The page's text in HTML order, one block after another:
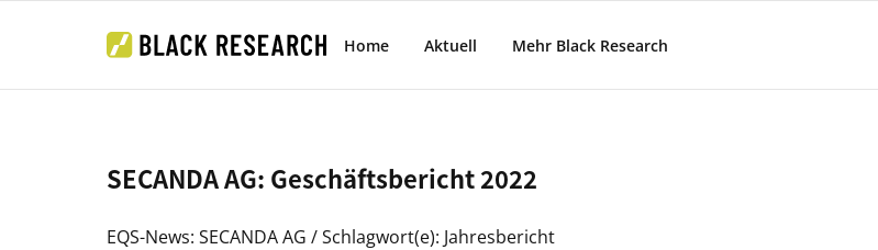
Home Aktuell Mehr Black Research
SECANDA AG: Geschäftsbericht 2022
EQS-News: SECANDA AG / Schlagwort(e): Jahresbericht